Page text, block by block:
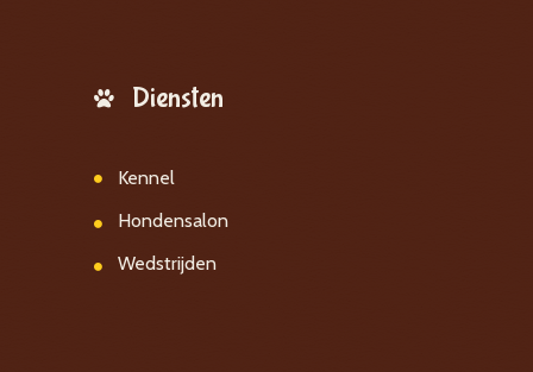
Diensten
Kennel
Hondensalon
Wedstrijden